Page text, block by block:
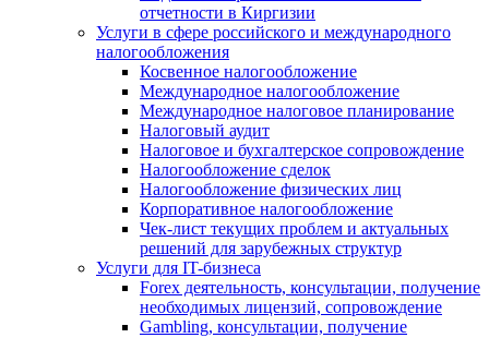
отчетности в Киргизии
Услуги в сфере российского и международного
налогообложения
Косвенное налогообложение
Международное налогообложение
Международное налоговое планирование
Налоговый аудит
Налоговое и бухгалтерское сопровождение
Налогообложение сделок
Налогообложение физических лиц
Корпоративное налогообложение
Чек-лист текущих проблем и актуальных
решений для зарубежных структур
Услуги для IT-бизнеса
Forex деятельность, консультации, получение
необходимых лицензий, сопровождение
Gambling, консультации, получение